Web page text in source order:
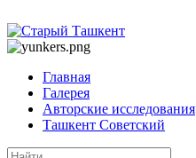
Главная
Галерея
Авторские исследования
Ташкент Советский